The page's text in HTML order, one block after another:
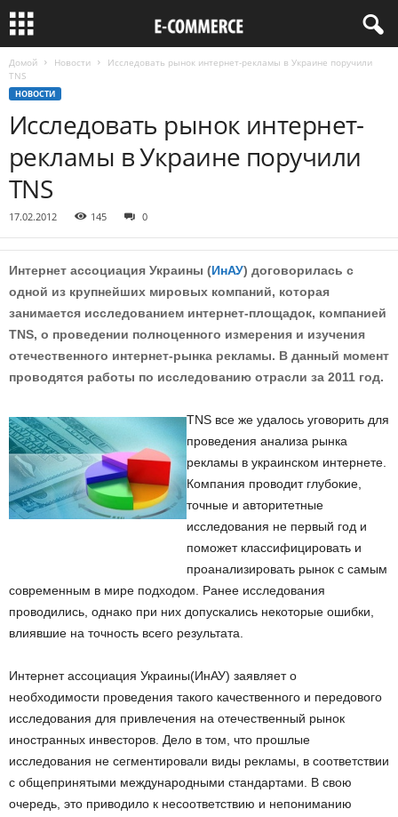
Домой Новости
Исследовать рынок интернет-рекламы в Украине поручили
TNS
НОВОСТИ
Исследовать рынок интернет-
рекламы в Украине поручили
TNS
17.02.2012 145 0
Интернет ассоциация Украины (ИнАУ) договорилась с
одной из крупнейших мировых компаний, которая
занимается исследованием интернет-площадок, компанией
TNS, о проведении полноценного измерения и изучения
отечественного интернет-рынка рекламы. В данный момент
проводятся работы по исследованию отрасли за 2011 год.
TNS все же удалось уговорить для
проведения анализа рынка
рекламы в украинском интернете.
Компания проводит глубокие,
точные и авторитетные
исследования не первый год и
поможет классифицировать и
проанализировать рынок с самым
современным в мире подходом. Ранее исследования
проводились, однако при них допускались некоторые ошибки,
влиявшие на точность всего результата.
Интернет ассоциация Украины(ИнАУ) заявляет о
необходимости проведения такого качественного и передового
исследования для привлечения на отечественный рынок
иностранных инвесторов. Дело в том, что прошлые
исследования не сегментировали виды рекламы, в соответствии
с общепринятыми международными стандартами. В свою
очередь, это приводило к несоответствию и непониманию